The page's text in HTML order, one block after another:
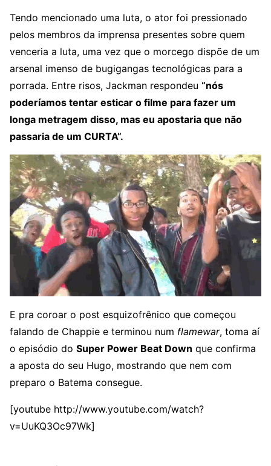
Tendo mencionado uma luta, o ator foi pressionado
pelos membros da imprensa presentes sobre quem
venceria a luta, uma vez que o morcego dispõe de um
arsenal imenso de bugigangas tecnológicas para a
porrada. Entre risos, Jackman respondeu “nós
poderíamos tentar esticar o filme para fazer um
longa metragem disso, mas eu apostaria que não
passaria de um CURTA”.
E pra coroar o post esquizofrênico que começou
falando de Chappie e terminou num flamewar, toma aí
o episódio do Super Power Beat Down que confirma
a aposta do seu Hugo, mostrando que nem com
preparo o Batema consegue.
[youtube http://www.youtube.com/watch?
v=UuKQ3Oc97Wk]